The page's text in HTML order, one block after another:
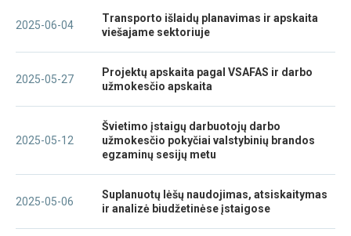
2025-06-04
Transporto išlaidų planavimas ir apskaita
viešajame sektoriuje
2025-05-27
Projektų apskaita pagal VSAFAS ir darbo
užmokesčio apskaita
2025-05-12
Švietimo įstaigų darbuotojų darbo
užmokesčio pokyčiai valstybinių brandos
egzaminų sesijų metu
2025-05-06
Suplanuotų lėšų naudojimas, atsiskaitymas
ir analizė biudžetinėse įstaigose